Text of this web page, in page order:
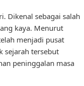
Dikenal sebagai salah
kaya. Menurut
menjadi pusat
sejarah tersebut
peninggalan masa